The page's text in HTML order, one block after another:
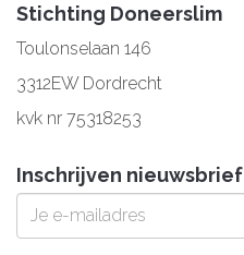
Stichting Doneerslim
Toulonselaan 146
3312EW Dordrecht
kvk nr 75318253
Inschrijven nieuwsbrief